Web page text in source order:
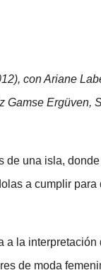
con Ariane
Gamse Ergüven,
de una isla,
a cumplir para
a la interpretación
de moda